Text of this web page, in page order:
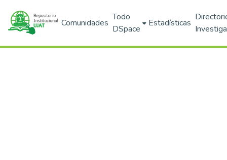
Comunidades
Todo
DSpace
Estadísticas